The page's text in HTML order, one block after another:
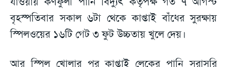
বৃহস্পতিবার সকাল ৬টা থেকে কাপ্তাই বাঁধের সুরক্ষায়
স্পিলওয়ের ১৬টি গেট ৩ ফুট উচ্চতায় খুলে দেয়।
আর স্পিল খোলার পর কাপ্তাই লেকের পানি সরাসরি